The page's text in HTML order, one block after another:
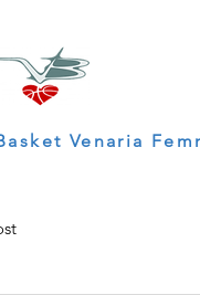
Venaria